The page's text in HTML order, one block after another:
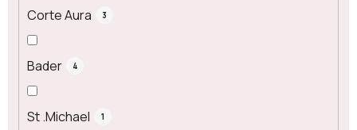
Corte Aura 3
Bader 4
St .Michael 1